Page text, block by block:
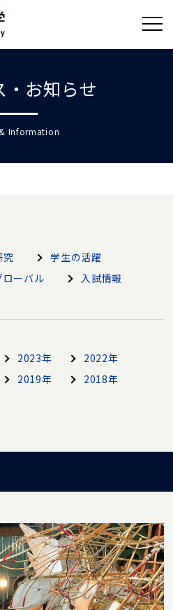
・お知らせ
Information
究
学生の活躍
ローバル
入試情報
2023年
2022年
2019年
2018年